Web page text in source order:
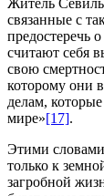
Житель
связанные с
предостеречь
считают себя
свою
которому они
делам,
мире»[17].
Этими
только к
загробной